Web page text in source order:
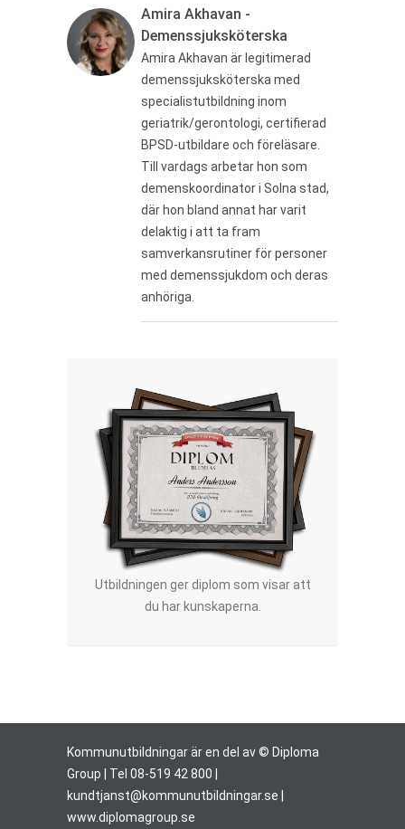
Amira Akhavan -
Demenssjuksköterska
Amira Akhavan är legitimerad
demenssjuksköterska med
specialistutbildning inom
geriatrik/gerontologi, certifierad
BPSD-utbildare och föreläsare.
Till vardags arbetar hon som
demenskoordinator i Solna stad,
där hon bland annat har varit
delaktig i att ta fram
samverkansrutiner för personer
med demenssjukdom och deras
anhöriga.
Utbildningen ger diplom som visar att
du har kunskaperna.
Kommunutbildningar är en del av © Diploma
Group | Tel 08-519 42 800 |
kundtjanst@kommunutbildningar.se
www.diplomagroup.se